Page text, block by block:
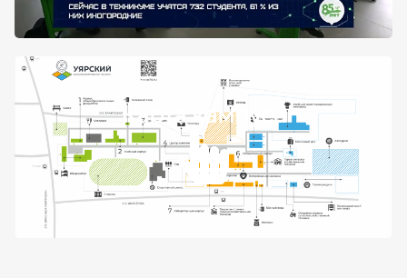
Карта кампуса